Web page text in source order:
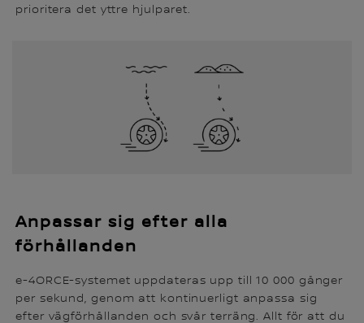
prioritera det yttre hjulparet.
Anpassar sig efter alla
förhållanden
e-4ORCE-systemet uppdateras upp till 10 000 gånger
per sekund, genom att kontinuerligt anpassa sig
efter vägförhållanden och svår terräng. Allt för att du